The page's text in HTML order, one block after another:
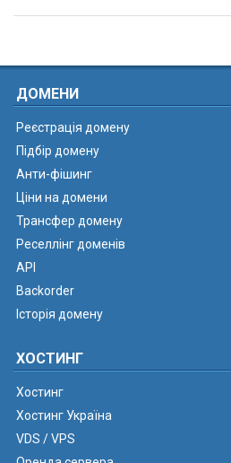
ДОМЕНИ
Реєстрація домену
Підбір домену
Анти-фішинг
Ціни на домени
Трансфер домену
Реселлінг доменів
API
Backorder
Історія домену
ХОСТИНГ
Хостинг
Хостинг Україна
VDS / VPS